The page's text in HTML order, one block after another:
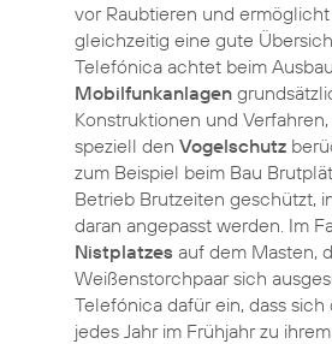
vor Raubtieren und
gleichzeitig eine gute
Telefónica achtet beim
Mobilfunkanlagen
Konstruktionen und
speziell den Vogelschutz
zum Beispiel beim Bau
Betrieb Brutzeiten geschützt,
daran angepasst werden. Im
Nistplatzes auf dem Masten,
Weißenstorchpaar sich
Telefónica dafür ein, dass
jedes Jahr im Frühjahr zu